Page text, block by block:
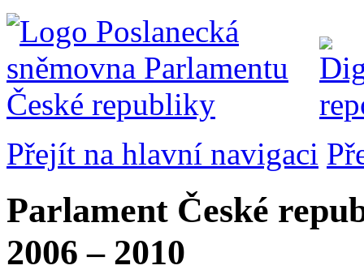
Přejít na hlavní navigaci
Parlament České
2006 – 2010